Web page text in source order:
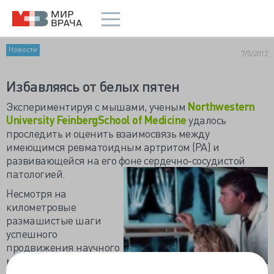
Новости 7/5/2012
Избавляясь от белых пятен
Экспериментируя с мышами, ученым Northwestern
University FeinbergSchool of Medicineудалось
проследить и оценить взаимосвязь между
имеющимся ревматоидным артритом (РА) и
развивающейся на его фоне сердечно-сосудистой
патологией.
Несмотря на
километровые
размашистые шаги
успешного
продвижения научного
мира по «карте»